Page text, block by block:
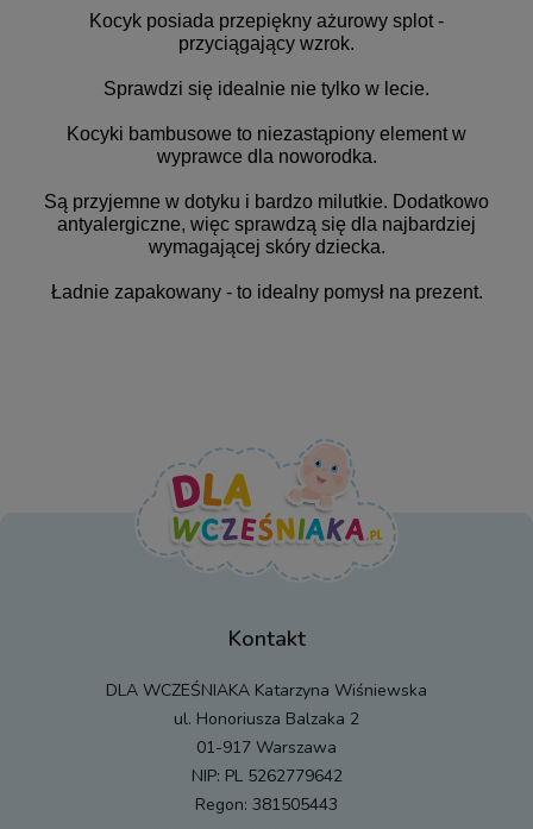
Kocyk posiada przepiękny ażurowy splot -
przyciągający wzrok.
Sprawdzi się idealnie nie tylko w lecie.
Kocyki bambusowe to niezastąpiony element w
wyprawce dla noworodka.
Są przyjemne w dotyku i bardzo milutkie. Dodatkowo
antyalergiczne, więc sprawdzą się dla najbardziej
wymagającej skóry dziecka.
Ładnie zapakowany - to idealny pomysł na prezent.
Kontakt
DLA WCZEŚNIAKA Katarzyna Wiśniewska
ul. Honoriusza Balzaka 2
01-917 Warszawa
NIP: PL 5262779642
Regon: 381505443